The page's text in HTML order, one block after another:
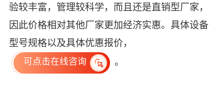
验较丰富，管理较科学，而且还是直销型厂家，
因此价格相对其他厂家更加经济实惠。具体设备
型号规格以及具体优惠报价，
可点击在线咨询 。